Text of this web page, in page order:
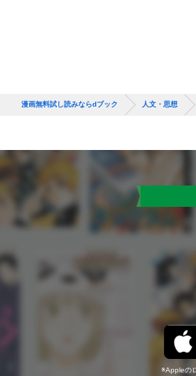
漫画無料試し読みならdブック 人文・思想
Appleの